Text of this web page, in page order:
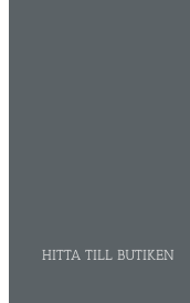
HITTA TILL BUTIKEN